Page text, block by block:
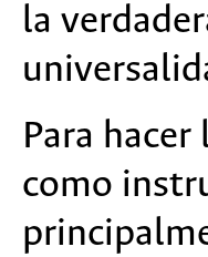
la
Para
como